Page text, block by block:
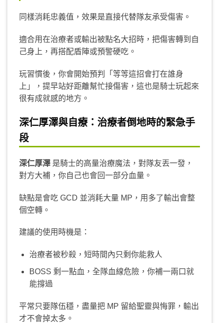
同樣消耗忠義值，效果是直接代替隊友承受傷害。
適合用在治療者或輸出被點名大招時，把傷害轉到自
己身上，再搭配盾陣或預警硬吃。
玩習慣後，你會開始預判「等等這招會打在誰身
上」，提早站好距離幫忙接傷害，這也是騎士玩起來
很有成就感的地方。
深仁厚澤與自療：治療者倒地時的緊急手
段
深仁厚澤 是騎士的高量治療魔法，對隊友丟一發，
對方大補，你自己也會回一部分血量。
缺點是會吃 GCD 並消耗大量 MP，用多了輸出會整
個空轉。
建議的使用時機是：
治療者被秒殺，短時間內只剩你能救人
BOSS 剩一點血，全隊血線危險，你補一兩口就
能撐過
平常只要隊伍穩，盡量把 MP 留給聖靈與悔罪，輸出
才不會掉太多。